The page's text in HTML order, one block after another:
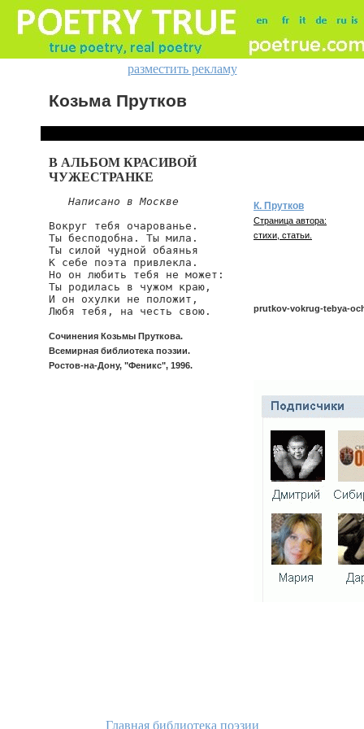
разместить рекламу
Козьма Прутков
В АЛЬБОМ КРАСИВОЙ
ЧУЖЕСТРАНКЕ
Написано в Москве
Вокруг тебя очарованье.
Ты бесподобна. Ты мила.
Ты силой чудной обаянья
К себе поэта привлекла.
Но он любить тебя не может:
Ты родилась в чужом краю,
И он охулки не положит,
Любя тебя, на честь свою.
Сочинения Козьмы Пруткова.
Всемирная библиотека поэзии.
Ростов-на-Дону, "Феникс", 1996.
К. Прутков
Страница автора:
стихи, статьи.
prutkov-vokrug-tebya-
Главная библиотека поэзии